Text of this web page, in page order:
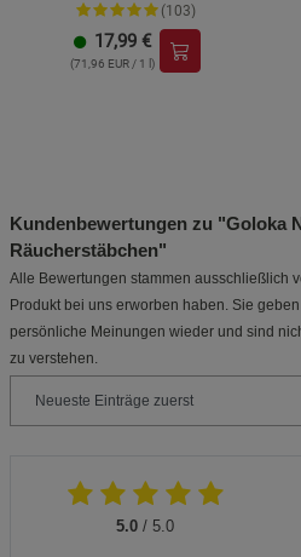
(103)
17,99 €
(71,96 EUR / 1 l)
Kundenbewertungen zu "Goloka
Räucherstäbchen"
Alle Bewertungen stammen ausschließlich
Produkt bei uns erworben haben. Sie
persönliche Meinungen wieder und sind
zu verstehen.
5.0 / 5.0